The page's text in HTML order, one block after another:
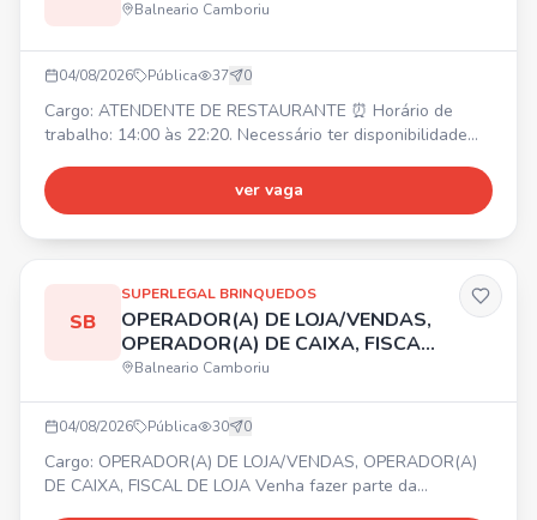
Balneario Camboriu
04/08/2026 Pública 37 0
Cargo: ATENDENTE DE RESTAURANTE ⏰ Horário de
trabalho: 14:00 às 22:20. Necessário ter disponibilidade
Benefícios: Alimentação na empresa, Vale transporte. ✅
Requisitos: Ser uma pessoa comunicativa, ter
ver vaga
SB
SUPERLEGAL BRINQUEDOS
OPERADOR(A) DE LOJA/VENDAS,
OPERADOR(A) DE CAIXA, FISCAL
DE LOJA
Balneario Camboriu
04/08/2026 Pública 30 0
Cargo: OPERADOR(A) DE LOJA/VENDAS, OPERADOR(A)
DE CAIXA, FISCAL DE LOJA Venha fazer parte da